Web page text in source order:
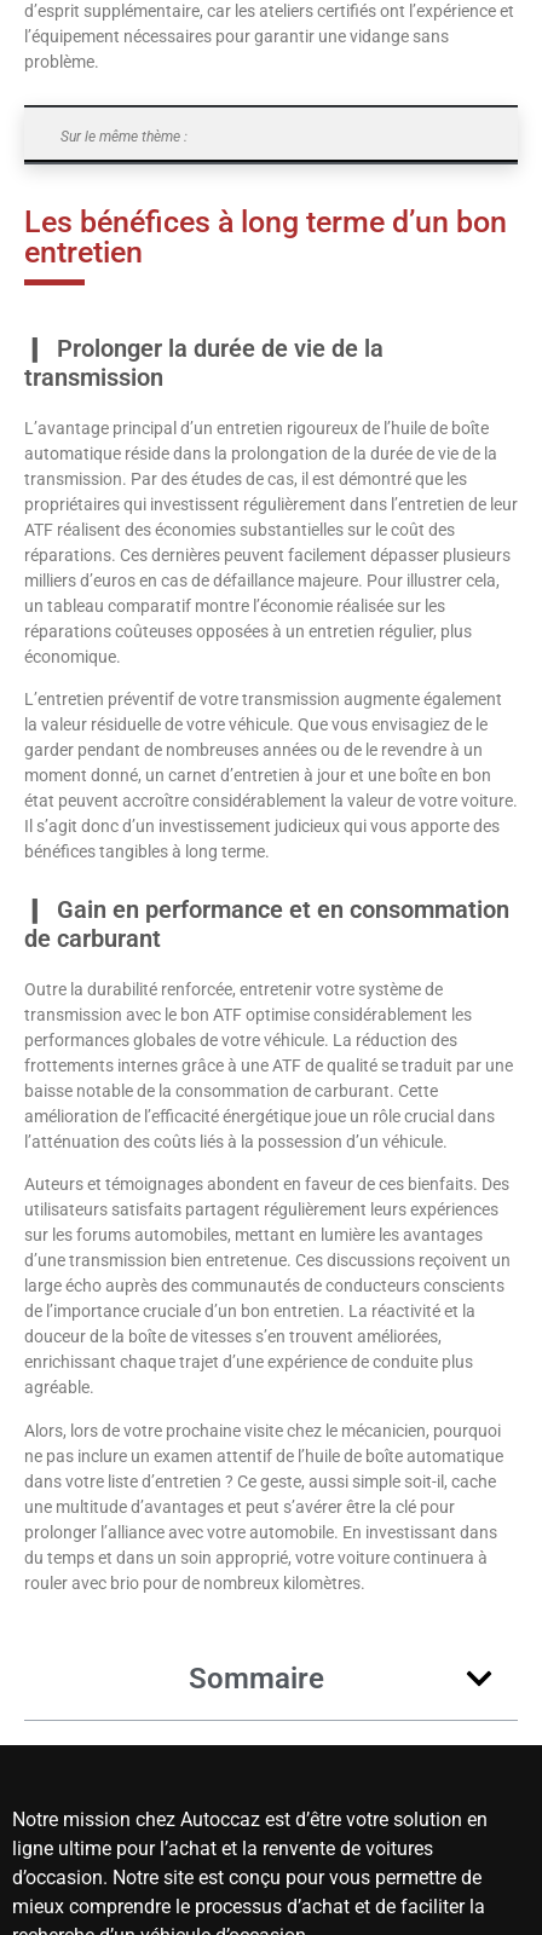
d’esprit supplémentaire, car les ateliers certifiés ont l’expérience et
l’équipement nécessaires pour garantir une vidange sans
problème.
Sur le même thème :
Les bénéfices à long terme d’un bon
entretien
Prolonger la durée de vie de la
transmission
L’avantage principal d’un entretien rigoureux de l’huile de boîte
automatique réside dans la prolongation de la durée de vie de la
transmission. Par des études de cas, il est démontré que les
propriétaires qui investissent régulièrement dans l’entretien de leur
ATF réalisent des économies substantielles sur le coût des
réparations. Ces dernières peuvent facilement dépasser plusieurs
milliers d’euros en cas de défaillance majeure. Pour illustrer cela,
un tableau comparatif montre l’économie réalisée sur les
réparations coûteuses opposées à un entretien régulier, plus
économique.
L’entretien préventif de votre transmission augmente également
la valeur résiduelle de votre véhicule. Que vous envisagiez de le
garder pendant de nombreuses années ou de le revendre à un
moment donné, un carnet d’entretien à jour et une boîte en bon
état peuvent accroître considérablement la valeur de votre voiture.
Il s’agit donc d’un investissement judicieux qui vous apporte des
bénéfices tangibles à long terme.
Gain en performance et en consommation
de carburant
Outre la durabilité renforcée, entretenir votre système de
transmission avec le bon ATF optimise considérablement les
performances globales de votre véhicule. La réduction des
frottements internes grâce à une ATF de qualité se traduit par une
baisse notable de la consommation de carburant. Cette
amélioration de l’efficacité énergétique joue un rôle crucial dans
l’atténuation des coûts liés à la possession d’un véhicule.
Auteurs et témoignages abondent en faveur de ces bienfaits. Des
utilisateurs satisfaits partagent régulièrement leurs expériences
sur les forums automobiles, mettant en lumière les avantages
d’une transmission bien entretenue. Ces discussions reçoivent un
large écho auprès des communautés de conducteurs conscients
de l’importance cruciale d’un bon entretien. La réactivité et la
douceur de la boîte de vitesses s’en trouvent améliorées,
enrichissant chaque trajet d’une expérience de conduite plus
agréable.
Alors, lors de votre prochaine visite chez le mécanicien, pourquoi
ne pas inclure un examen attentif de l’huile de boîte automatique
dans votre liste d’entretien ? Ce geste, aussi simple soit-il, cache
une multitude d’avantages et peut s’avérer être la clé pour
prolonger l’alliance avec votre automobile. En investissant dans
du temps et dans un soin approprié, votre voiture continuera à
rouler avec brio pour de nombreux kilomètres.
Sommaire
Notre mission chez Autoccaz est d’être votre solution en
ligne ultime pour l’achat et la renvente de voitures
d’occasion. Notre site est conçu pour vous permettre de
mieux comprendre le processus d’achat et de faciliter la